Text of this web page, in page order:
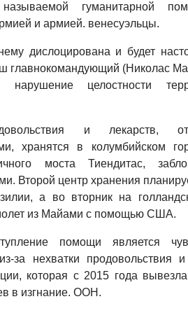
гуманитарной
и армией. венесуэльцы.
дислоцирована и будет
главнокомандующий (Николас
нарушение целостности
и лекарств,
хранятся в колумбийском
моста Тиендитас,
Второй центр хранения
а во вторник на
из Майами с помощью США.
помощи является
за нехватки продовольствия
которая с 2015 года
в изгнание. ООН.